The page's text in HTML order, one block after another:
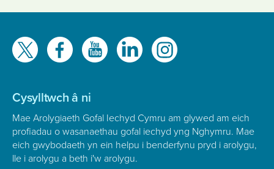
Gwelwch
ni
Cysylltwch â ni
Mae Arolygiaeth Gofal Iechyd Cymru am glywed am eich
profiadau o wasanaethau gofal iechyd yng Nghymru. Mae
eich gwybodaeth yn ein helpu i benderfynu pryd i arolygu,
lle i arolygu a beth i'w arolygu.